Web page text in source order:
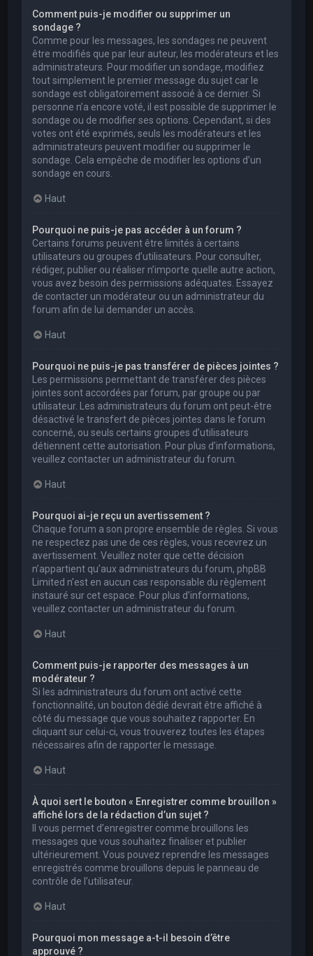
Comment puis-je modifier ou supprimer un
sondage ?
Comme pour les messages, les sondages ne peuvent
être modifiés que par leur auteur, les modérateurs et les
administrateurs. Pour modifier un sondage, modifiez
tout simplement le premier message du sujet car le
sondage est obligatoirement associé à ce dernier. Si
personne n’a encore voté, il est possible de supprimer le
sondage ou de modifier ses options. Cependant, si des
votes ont été exprimés, seuls les modérateurs et les
administrateurs peuvent modifier ou supprimer le
sondage. Cela empêche de modifier les options d’un
sondage en cours.
Haut
Pourquoi ne puis-je pas accéder à un forum ?
Certains forums peuvent être limités à certains
utilisateurs ou groupes d’utilisateurs. Pour consulter,
rédiger, publier ou réaliser n’importe quelle autre action,
vous avez besoin des permissions adéquates. Essayez
de contacter un modérateur ou un administrateur du
forum afin de lui demander un accès.
Haut
Pourquoi ne puis-je pas transférer de pièces jointes ?
Les permissions permettant de transférer des pièces
jointes sont accordées par forum, par groupe ou par
utilisateur. Les administrateurs du forum ont peut-être
désactivé le transfert de pièces jointes dans le forum
concerné, ou seuls certains groupes d’utilisateurs
détiennent cette autorisation. Pour plus d’informations,
veuillez contacter un administrateur du forum.
Haut
Pourquoi ai-je reçu un avertissement ?
Chaque forum a son propre ensemble de règles. Si vous
ne respectez pas une de ces règles, vous recevrez un
avertissement. Veuillez noter que cette décision
n’appartient qu’aux administrateurs du forum, phpBB
Limited n’est en aucun cas responsable du règlement
instauré sur cet espace. Pour plus d’informations,
veuillez contacter un administrateur du forum.
Haut
Comment puis-je rapporter des messages à un
modérateur ?
Si les administrateurs du forum ont activé cette
fonctionnalité, un bouton dédié devrait être affiché à
côté du message que vous souhaitez rapporter. En
cliquant sur celui-ci, vous trouverez toutes les étapes
nécessaires afin de rapporter le message.
Haut
À quoi sert le bouton « Enregistrer comme brouillon »
affiché lors de la rédaction d’un sujet ?
Il vous permet d’enregistrer comme brouillons les
messages que vous souhaitez finaliser et publier
ultérieurement. Vous pouvez reprendre les messages
enregistrés comme brouillons depuis le panneau de
contrôle de l’utilisateur.
Haut
Pourquoi mon message a-t-il besoin d’être
approuvé ?